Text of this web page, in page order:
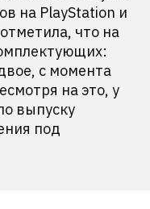
на PlayStation и
что на
с момента
на это, у
выпуску
под